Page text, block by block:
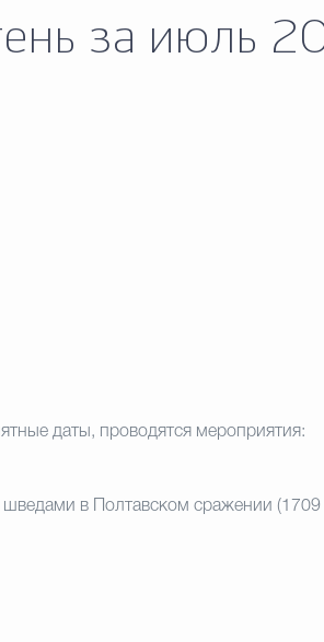
за июль
даты, проводятся мероприятия:
в Полтавском сражении (1709